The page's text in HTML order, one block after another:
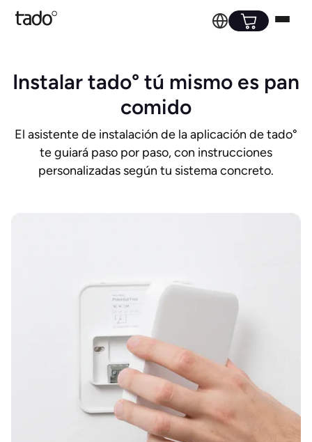
Instalar tado° tú mismo es pan
comido
El asistente de instalación de la aplicación de tado°
te guiará paso por paso, con instrucciones
personalizadas según tu sistema concreto.